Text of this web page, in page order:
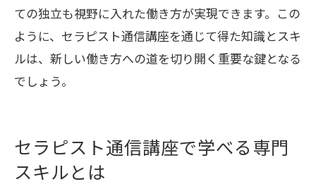
セラピスト通信講座を未来への投資とする理
由
セラピスト通信講座が未来を切り開く投
資である理由
自己成長を促進するセラピスト通信講座
への投資
ての独立も視野に入れた働き方が実現できます。この
ように、セラピスト通信講座を通じて得た知識とスキ
ルは、新しい働き方への道を切り開く重要な鍵となる
でしょう。
セラピスト通信講座で学べる専門
スキルとは